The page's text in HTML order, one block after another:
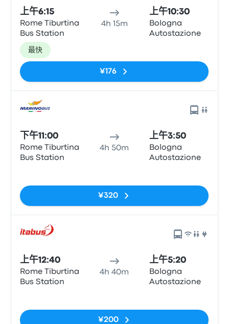
上午6:15
Rome Tiburtina
Bus Station
4h 15m
上午10:30
Bologna
Autostazione
最快
¥176
下午11:00
Rome Tiburtina
Bus Station
4h 50m
上午3:50
Bologna
Autostazione
¥320
上午12:40
Rome Tiburtina
Bus Station
4h 40m
上午5:20
Bologna
Autostazione
¥200